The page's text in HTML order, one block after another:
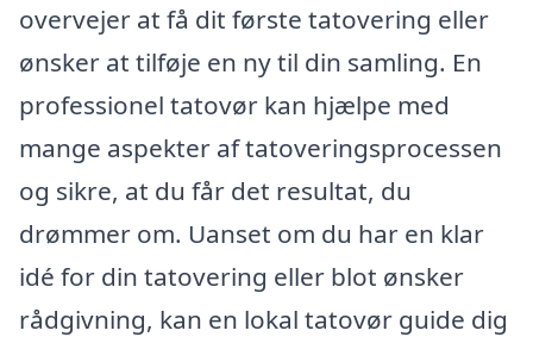
overvejer at få dit første tatovering eller
ønsker at tilføje en ny til din samling. En
professionel tatovør kan hjælpe med
mange aspekter af tatoveringsprocessen
og sikre, at du får det resultat, du
drømmer om. Uanset om du har en klar
idé for din tatovering eller blot ønsker
rådgivning, kan en lokal tatovør guide dig